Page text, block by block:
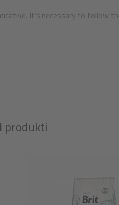
It's necessary to follow
produkti